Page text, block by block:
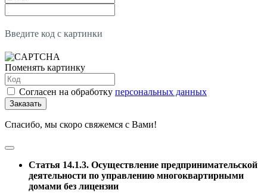
Введите код с картинки
Поменять картинку
Согласен на обработку персональных данных
Заказать
Спасибо, мы скоро свяжемся с Вами!
Статья 14.1.3. Осуществление предпринимательской
деятельности по управлению многоквартирными
домами без лицензии